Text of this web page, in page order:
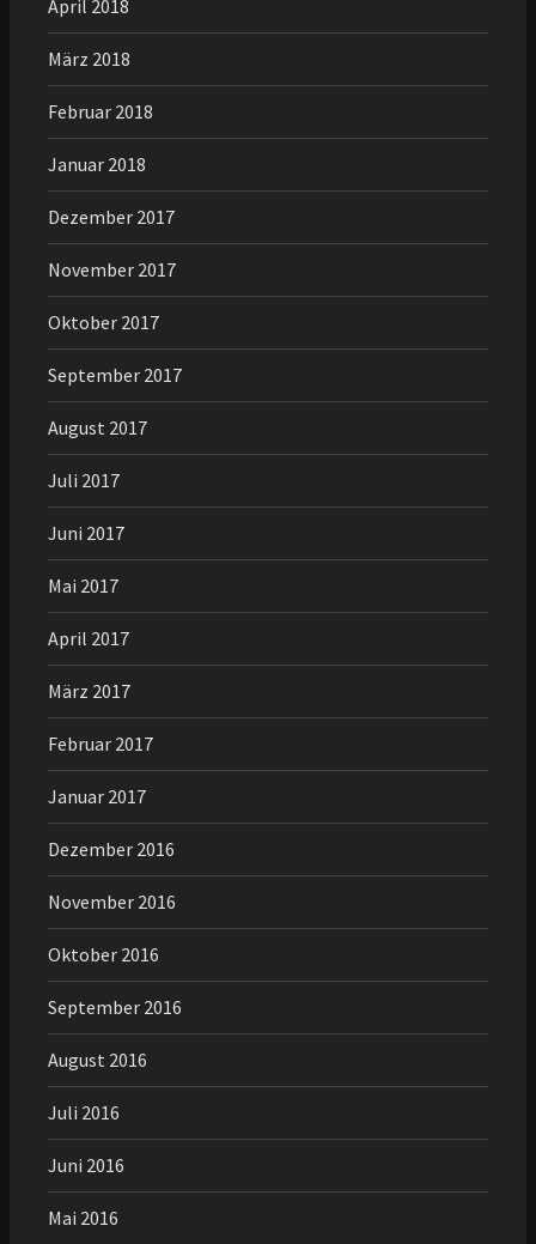
April 2018
März 2018
Februar 2018
Januar 2018
Dezember 2017
November 2017
Oktober 2017
September 2017
August 2017
Juli 2017
Juni 2017
Mai 2017
April 2017
März 2017
Februar 2017
Januar 2017
Dezember 2016
November 2016
Oktober 2016
September 2016
August 2016
Juli 2016
Juni 2016
Mai 2016